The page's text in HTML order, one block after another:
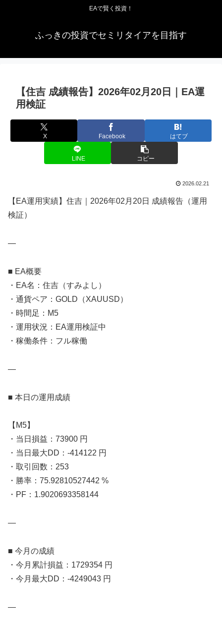
EAで賢く投資！
ふっきの投資でセミリタイアを目指す
【住吉 成績報告】2026年02月20日｜EA運
用検証
X Facebook はてブ
LINE コピー
2026.02.21
【EA運用実績】住吉｜2026年02月20日 成績報告（運用
検証）
—
■ EA概要
・EA名：住吉（すみよし）
・通貨ペア：GOLD（XAUUSD）
・時間足：M5
・運用状況：EA運用検証中
・稼働条件：フル稼働
—
■ 本日の運用成績
【M5】
・当日損益：73900 円
・当日最大DD：-414122 円
・取引回数：253
・勝率：75.92810527442 %
・PF：1.9020693358144
—
■ 今月の成績
・今月累計損益：1729354 円
・今月最大DD：-4249043 円
—